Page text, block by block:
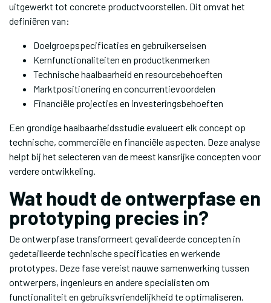
uitgewerkt tot concrete productvoorstellen. Dit omvat het
definiëren van:
Doelgroepspecificaties en gebruikerseisen
Kernfunctionaliteiten en productkenmerken
Technische haalbaarheid en resourcebehoeften
Marktpositionering en concurrentievoordelen
Financiële projecties en investeringsbehoeften
Een grondige haalbaarheidsstudie evalueert elk concept op
technische, commerciële en financiële aspecten. Deze analyse
helpt bij het selecteren van de meest kansrijke concepten voor
verdere ontwikkeling.
Wat houdt de ontwerpfase en
prototyping precies in?
De ontwerpfase transformeert gevalideerde concepten in
gedetailleerde technische specificaties en werkende
prototypes. Deze fase vereist nauwe samenwerking tussen
ontwerpers, ingenieurs en andere specialisten om
functionaliteit en gebruiksvriendelijkheid te optimaliseren.